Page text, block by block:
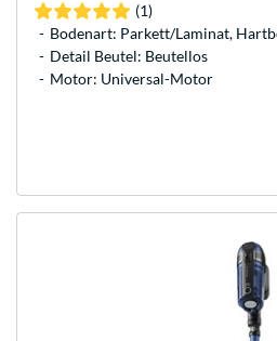
(1)
Bodenart: Parkett/Laminat,
Detail Beutel: Beutellos
Motor: Universal-Motor